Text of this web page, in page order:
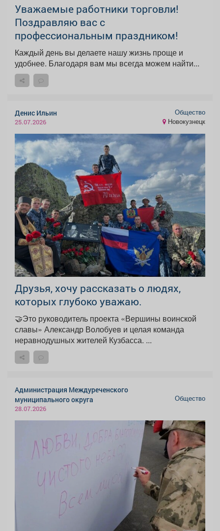
Уважаемые работники торговли!
Поздравляю вас с
профессиональным праздником!
Каждый день вы делаете нашу жизнь проще и
удобнее. Благодаря вам мы всегда можем найти...
Денис Ильин
25.07.2026
Общество
Новокузнецк
Друзья, хочу рассказать о людях,
которых глубоко уважаю.
🤝Это руководитель проекта «Вершины воинской
славы» Александр Волобуев и целая команда
неравнодушных жителей Кузбасса. ...
Администрация Междуреченского
муниципального округа
28.07.2026
Общество